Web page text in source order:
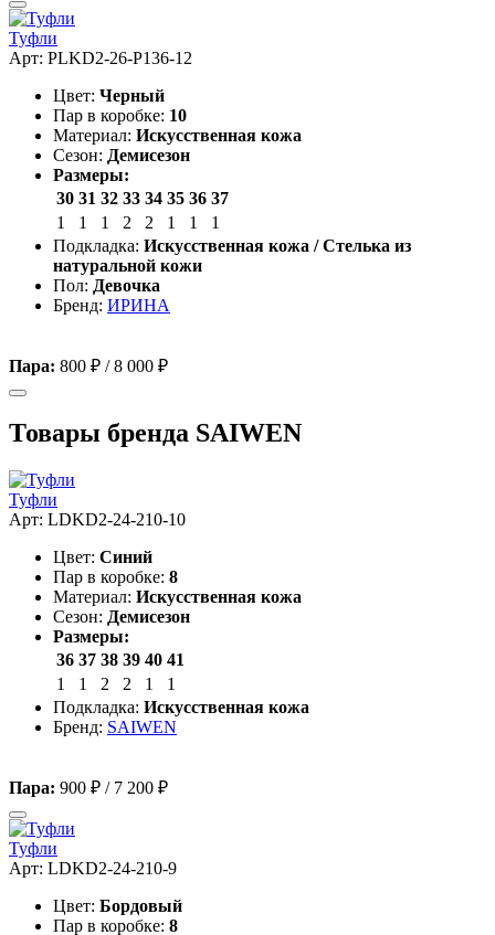
Туфли
Арт: PLKD2-26-P136-12
Цвет: Черный
Пар в коробке: 10
Материал: Искусственная кожа
Сезон: Демисезон
Размеры:
30 31 32 33 34 35 36 37
1
1 1 2 2 1 1
1
Подкладка: Искусственная кожа / Стелька из
натуральной кожи
Пол: Девочка
Бренд: ИРИНА
Пара: 800 ₽ /8 000 ₽
Товары бренда SAIWEN
Туфли
Арт: LDKD2-24-210-10
Цвет: Синий
Пар в коробке: 8
Материал: Искусственная кожа
Сезон: Демисезон
Размеры:
36 37 38 39 40 41
1
1 2 2 1
1
Подкладка: Искусственная кожа
Бренд: SAIWEN
Пара: 900 ₽ / 7 200 ₽
Туфли
Арт: LDKD2-24-210-9
Цвет: Бордовый
Пар в коробке: 8